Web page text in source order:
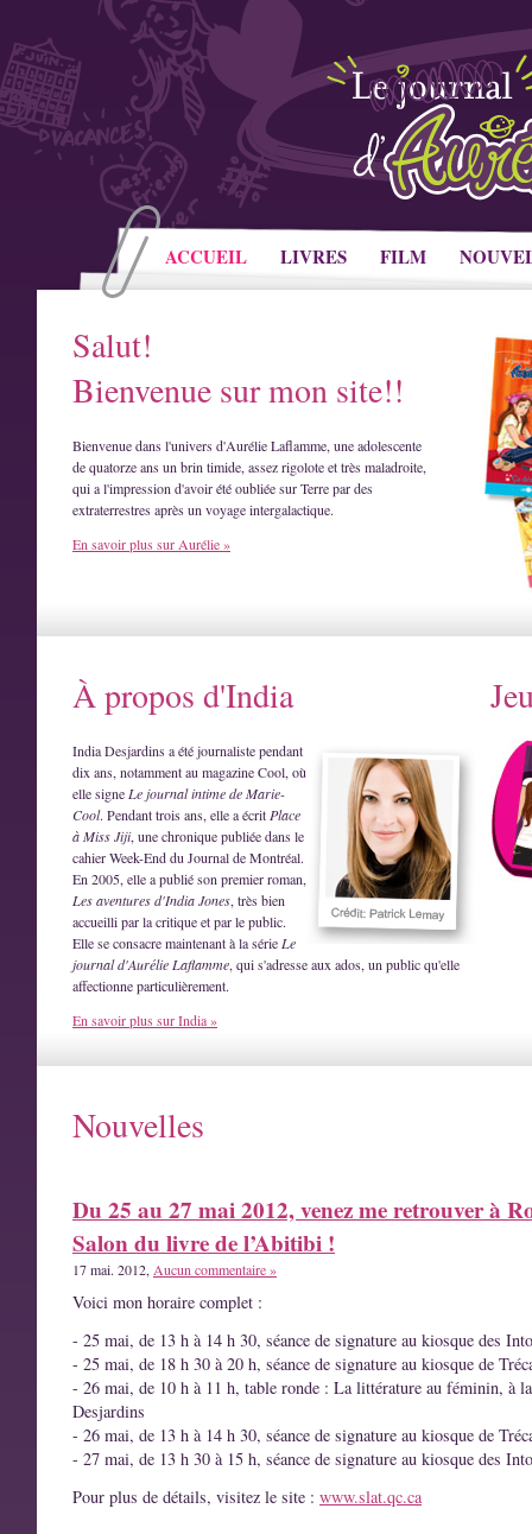
ACCUEIL LIVRES FILM
Salut!
Bienvenue sur mon site!!
Bienvenue dans l'univers d'Aurélie Laflamme, une adolescente
de quatorze ans un brin timide, assez rigolote et très maladroite,
qui a l'impression d'avoir été oubliée sur Terre par des
extraterrestres après un voyage intergalactique.
En savoir plus sur Aurélie »
À propos d'India
India Desjardins a été journaliste pendant
dix ans, notamment au magazine Cool, où
elle signe Le journal intime de Marie-
Cool. Pendant trois ans, elle a écrit Place
à Miss Jiji, une chronique publiée dans le
cahier Week-End du Journal de Montréal.
En 2005, elle a publié son premier roman,
Les aventures d'India Jones, très bien
accueilli par la critique et par le public.
Elle se consacre maintenant à la série Le
journal d'Aurélie Laflamme, qui s'adresse aux ados, un public qu'elle
affectionne particulièrement.
En savoir plus sur India »
Nouvelles
Du 25 au 27 mai 2012, venez me retrouver à
Salon du livre de l’Abitibi !
17 mai. 2012, Aucun commentaire »
Voici mon horaire complet :
- 25 mai, de 13 h à 14 h 30, séance de signature au kiosque des
- 25 mai, de 18 h 30 à 20 h, séance de signature au kiosque de
- 26 mai, de 10 h à 11 h, table ronde : La littérature au féminin, à
Desjardins
- 26 mai, de 13 h à 14 h 30, séance de signature au kiosque de
- 27 mai, de 13 h 30 à 15 h, séance de signature au kiosque des
Pour plus de détails, visitez le site : www.slat.qc.ca